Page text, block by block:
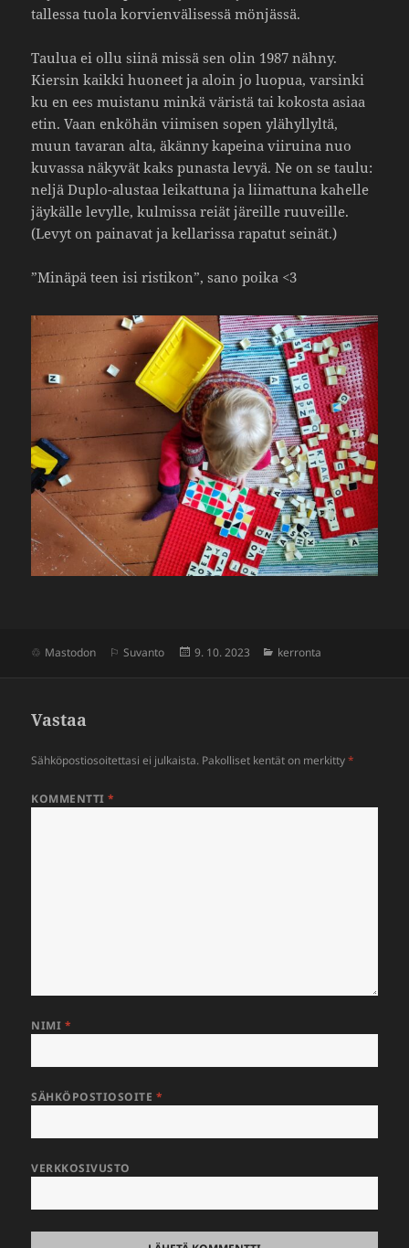
tallessa tuola korvien­vä­li­sessä mönjässä.
Taulua ei ollu siinä missä sen olin 1987 nähny.
Kiersin kaikki huoneet ja aloin jo luopua, varsinki
ku en ees muis­tanu minkä väristä tai kokosta asiaa
etin. Vaan enköhän viimisen sopen ylähyl­lyltä,
muun tavaran alta, äkänny kapeina viiruina nuo
kuvassa näkyvät kaks punasta levyä. Ne on se taulu:
neljä Duplo-alustaa leikat­tuna ja liimat­tuna kahelle
jäykälle levylle, kulmissa reiät järeille ruuveille.
(Levyt on painavat ja kella­rissa rapatut seinät.)
”Minäpä teen isi ristikon”, sano poika <3
Mastodon Suvanto Julkaistu
9. 10. 2023 Kategoriat
kerronta
Vastaa
Sähköpostiosoitettasi ei julkaista. Pakolliset kentät on merkitty*
KOMMENTTI*
NIMI *
SÄHKÖPOSTIOSOITE *
VERKKOSIVUSTO